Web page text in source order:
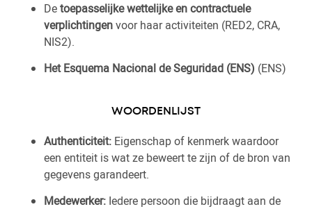
Detoepasselijke wettelijke en contractuele
verplichtingenvoor haar activiteiten (RED2, CRA,
NIS2).
Het Esquema Nacional de Seguridad (ENS) (ENS)
WOORDENLIJST
Authenticiteit: Eigenschap of kenmerk waardoor
een entiteit is wat ze beweert te zijn of de bron van
gegevens garandeert.
Medewerker: Iedere persoon die bijdraagt aan de